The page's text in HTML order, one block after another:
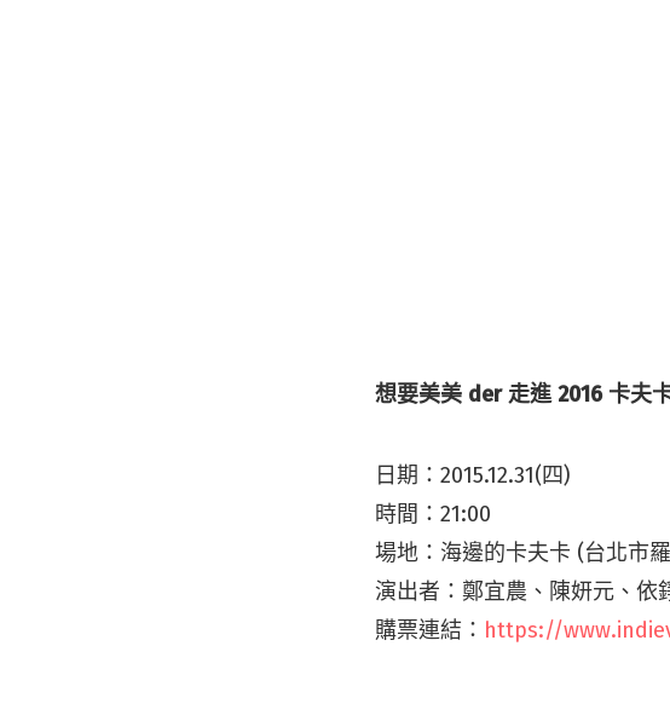
想要美美 der 走進 2016 卡夫
日期：2015.12.31(四)
時間：21:00
場地：海邊的卡夫卡 (台北市
演出者：鄭宜農、陳妍元、依
購票連結： https://